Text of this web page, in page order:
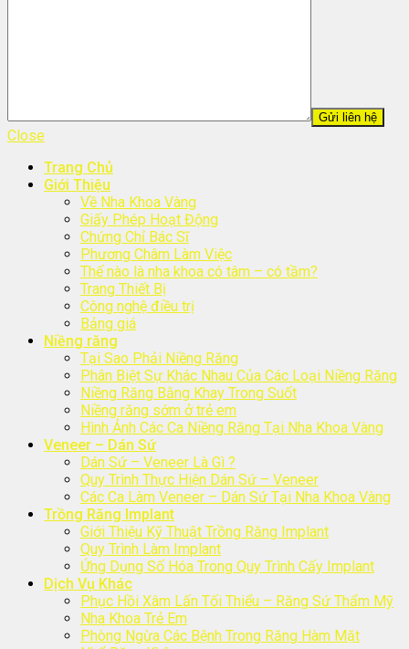
Close
Trang Chủ
Giới Thiệu
Về Nha Khoa Vàng
Giấy Phép Hoạt Động
Chứng Chỉ Bác Sĩ
Phương Châm Làm Việc
Thế nào là nha khoa có tâm – có tầm?
Trang Thiết Bị
Công nghệ điều trị
Bảng giá
Niềng răng
Tại Sao Phải Niềng Răng
Phân Biệt Sự Khác Nhau Của Các Loại Niềng Răng
Niềng Răng Bằng Khay Trong Suốt
Niềng răng sớm ở trẻ em
Hình Ảnh Các Ca Niềng Răng Tại Nha Khoa Vàng
Veneer – Dán Sứ
Dán Sứ – Veneer Là Gì ?
Quy Trình Thực Hiện Dán Sứ – Veneer
Các Ca Làm Veneer – Dán Sứ Tại Nha Khoa Vàng
Trồng Răng Implant
Giới Thiệu Kỹ Thuật Trồng Răng Implant
Quy Trình Làm Implant
Ứng Dụng Số Hóa Trong Quy Trình Cấy Implant
Dịch Vụ Khác
Phục Hồi Xâm Lấn Tối Thiểu – Răng Sứ Thẩm Mỹ
Nha Khoa Trẻ Em
Phòng Ngừa Các Bệnh Trong Răng Hàm Mặt